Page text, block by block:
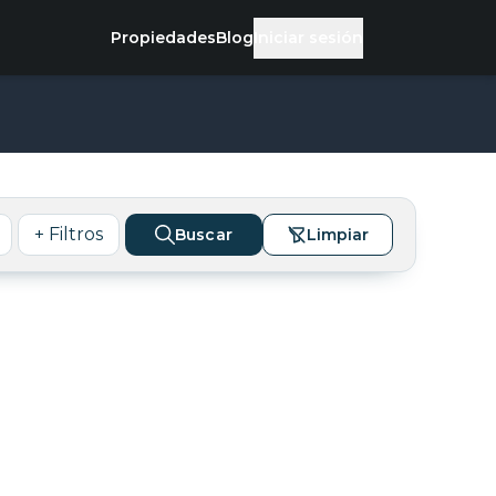
PropiedadesBlog
+ Filtros Buscar Limpiar